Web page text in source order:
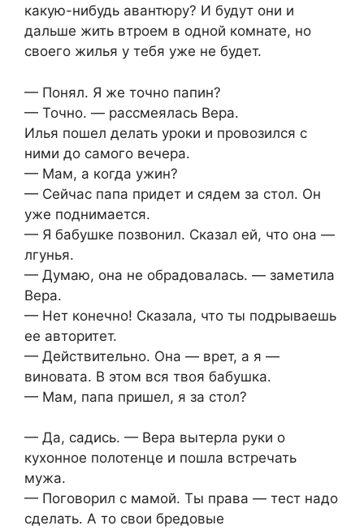
какую-нибудь авантюру? И будут они и
дальше жить втроем в одной комнате, но
своего жилья у тебя уже не будет.
— Понял. Я же точно папин?
— Точно. — рассмеялась Вера.
Илья пошел делать уроки и провозился с
ними до самого вечера.
— Мам, а когда ужин?
— Сейчас папа придет и сядем за стол. Он
уже поднимается.
— Я бабушке позвонил. Сказал ей, что она —
лгунья.
— Думаю, она не обрадовалась. — заметила
Вера.
— Нет конечно! Сказала, что ты подрываешь
ее авторитет.
— Действительно. Она — врет, а я —
виновата. В этом вся твоя бабушка.
— Мам, папа пришел, я за стол?
— Да, садись. — Вера вытерла руки о
кухонное полотенце и пошла встречать
мужа.
— Поговорил с мамой. Ты права — тест надо
сделать. А то свои бредовые